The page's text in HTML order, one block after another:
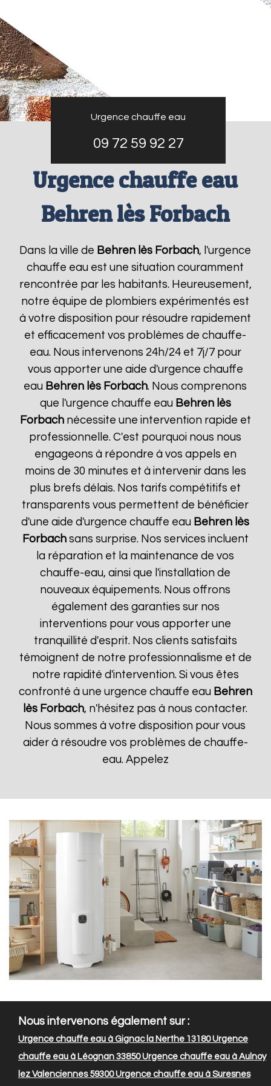
Urgence chauffe eau
09 72 59 92 27
Urgence chauffe eau
Behren lès Forbach
Dans la ville de Behren lès Forbach, l'urgence
chauffe eau est une situation couramment
rencontrée par les habitants. Heureusement,
notre équipe de plombiers expérimentés est
à votre disposition pour résoudre rapidement
et efficacement vos problèmes de chauffe-
eau. Nous intervenons 24h/24 et 7j/7 pour
vous apporter une aide d'urgence chauffe
eau Behren lès Forbach. Nous comprenons
que l'urgence chauffe eau Behren lès
Forbachnécessite une intervention rapide et
professionnelle. C'est pourquoi nous nous
engageons à répondre à vos appels en
moins de 30 minutes et à intervenir dans les
plus brefs délais. Nos tarifs compétitifs et
transparents vous permettent de bénéficier
d'une aide d'urgence chauffe eau Behren lès
Forbachsans surprise. Nos services incluent
la réparation et la maintenance de vos
chauffe-eau, ainsi que l'installation de
nouveaux équipements. Nous offrons
également des garanties sur nos
interventions pour vous apporter une
tranquillité d'esprit. Nos clients satisfaits
témoignent de notre professionnalisme et de
notre rapidité d'intervention. Si vous êtes
confronté à une urgence chauffe eau Behren
lès Forbach, n'hésitez pas à nous contacter.
Nous sommes à votre disposition pour vous
aider à résoudre vos problèmes de chauffe-
eau. Appelez
Nous intervenons également sur :
Urgence chauffe eau à Gignac la Nerthe 13180Urgence
chauffe eau à Léognan 33850Urgence chauffe eau à Aulnoy
lez Valenciennes 59300Urgence chauffe eau à Suresnes